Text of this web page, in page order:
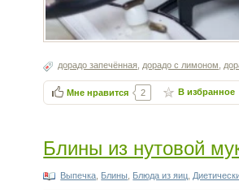
дорадо запечённая дорадо с лимоном
Мне нравится 2 В избранное
Блины из нутовой
Выпечка Блины Блюда из яиц